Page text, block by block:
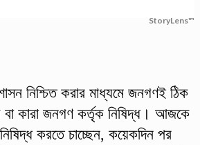
StoryLens™
নিশ্চিত করার মাধ্যমে জনগণই ঠিক
বা কারা জনগণ কর্তৃক নিষিদ্ধ। আজকে
করতে চাচ্ছেন, কয়েকদিন পর